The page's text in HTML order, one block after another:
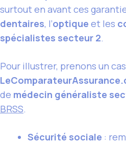
surtout en avant ces
dentaires, l’optique et les
spécialistes secteur 2.
Pour illustrer, prenons un
de médecin généraliste
BRSS.
Sécurité sociale :